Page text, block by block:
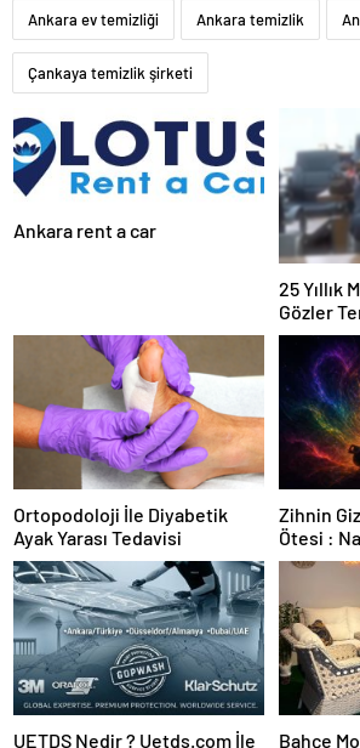
Ankara ev temizliği Ankara temizlik
Çankaya temizlik şirketi
Ankara rent a car
25 Yıllık
Gözler
Karar
Ortopodoloji İle Diyabetik
Ayak Yarası Tedavisi
Zihnin
Ötesi :
UETDS Nedir ? Uetds.com İle Bahçe